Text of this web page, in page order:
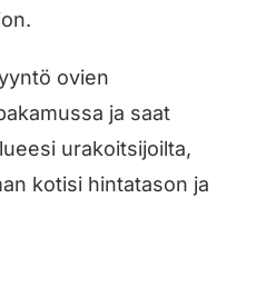
ovien
ja saat
urakoitsijoilta,
kotisi hintatason ja